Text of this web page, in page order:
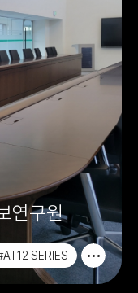
연구원
SERIES